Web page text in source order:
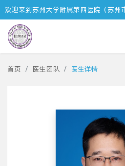
欢迎来到苏州大学附属第四医院（苏州
首页 医生团队 医生详情